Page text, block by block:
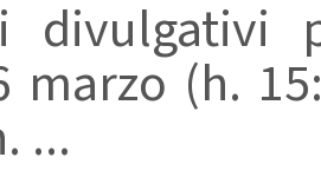
divulgativi
marzo (h.
...